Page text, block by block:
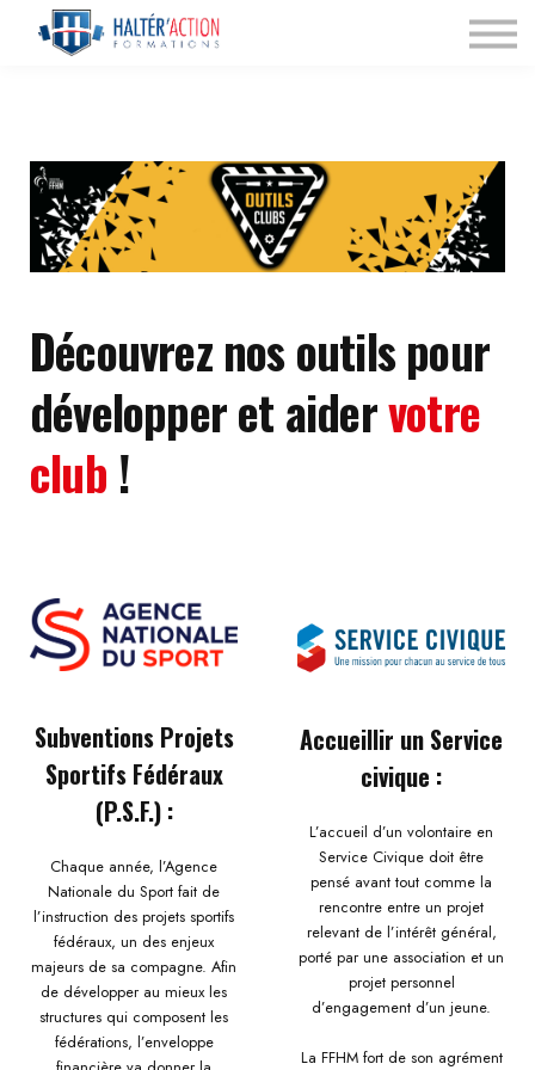
Nos Programmes
Découvrez nos outils pour
développer et aidervotre
club !
Subventions Projets
Sportifs Fédéraux
(P.S.F.) :
Chaque année, l’Agence
Nationale du Sport fait de
l’instruction des projets sportifs
fédéraux, un des enjeux
majeurs de sa compagne. Afin
de développer au mieux les
structures qui composent les
fédérations, l’enveloppe
Accueillir un Service
civique :
L’accueil d’un volontaire en
Service Civique doit être
pensé avant tout comme la
rencontre entre un projet
relevant de l’intérêt général,
porté par une association et un
projet personnel
d’engagement d’un jeune.
La FFHM fort de son agrément